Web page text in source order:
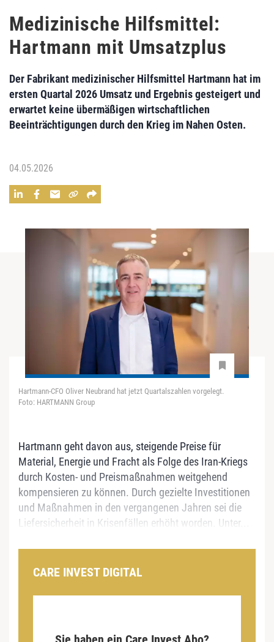
Medizinische Hilfsmittel:
Hartmann mit Umsatzplus
Der Fabrikant medizinischer Hilfsmittel Hartmann hat im
ersten Quartal 2026 Umsatz und Ergebnis gesteigert und
erwartet keine übermäßigen wirtschaftlichen
Beeinträchtigungen durch den Krieg im Nahen Osten.
04.05.2026
Hartmann-CFO Oliver Neubrand hat jetzt Quartalszahlen vorgelegt.
Foto: HARTMANN Group
Hartmann geht davon aus, steigende Preise für
Material, Energie und Fracht als Folge des Iran-Kriegs
durch Kosten- und Preismaßnahmen weitgehend
kompensieren zu können. Durch gezielte Investitionen
und Maßnahmen in den vergangenen Jahren sei die
Liefersicherheit in Krisenfällen erhöht worden. Unter...
CARE INVEST DIGITAL